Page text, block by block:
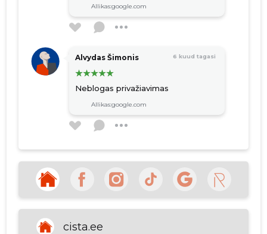
Allikas:google.com
Alvydas Šimonis 6 kuud tagasi
Neblogas privažiavimas
Allikas:google.com
Allikas:google.com
cista.ee